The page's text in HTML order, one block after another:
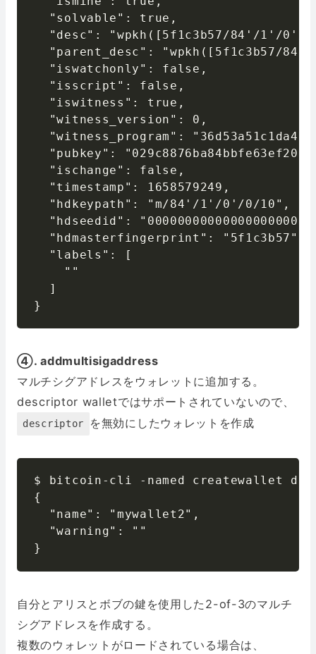
  "solvable": true,
"desc": "wpkh([5f1c3b57/84'/1'/0'/
"parent_desc": "wpkh([5f1c3b57/
  "iswatchonly": false,
  "isscript": false,
  "iswitness": true,
  "witness_version": 0,
"witness_program":
"pubkey":
  "ischange": false,
  "timestamp": 1658579249,
  "hdkeypath": "m/84'/1'/0'/0/10",
"hdseedid":
  "hdmasterfingerprint": "5f1c3b57",
  "labels": [
    ""
  ]
}
④. addmultisigaddress
マルチシグアドレスをウォレットに追加する。
descriptor walletではサポートされていないので、
descriptor を無効にしたウォレットを作成
$ bitcoin-cli -named createwallet
{
  "name": "mywallet2",
  "warning": ""
}
自分とアリスとボブの鍵を使用した2-of-3のマルチ
シグアドレスを作成する。
複数のウォレットがロードされている場合は、